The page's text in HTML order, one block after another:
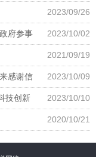
2023/09/26
2023/10/02
府参事
2021/09/19
2023/10/09
感谢信
2023/10/10
技创新
2020/10/21